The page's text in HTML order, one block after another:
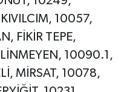
10057,
FİKİR TEPE,
10090.1,
MİRSAT, 10078,